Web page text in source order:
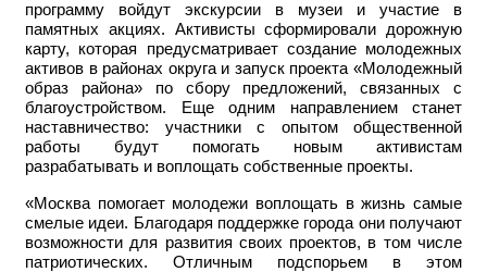
программу войдут экскурсии в музеи и участие в
памятных акциях. Активисты сформировали дорожную
карту, которая предусматривает создание молодежных
активов в районах округа и запуск проекта «Молодежный
образ района» по сбору предложений, связанных с
благоустройством. Еще одним направлением станет
наставничество: участники с опытом общественной
работы будут помогать новым активистам
разрабатывать и воплощать собственные проекты.
«Москва помогает молодежи воплощать в жизнь самые
смелые идеи. Благодаря поддержке города они получают
возможности для развития своих проектов, в том числе
патриотических. Отличным подспорьем в этом